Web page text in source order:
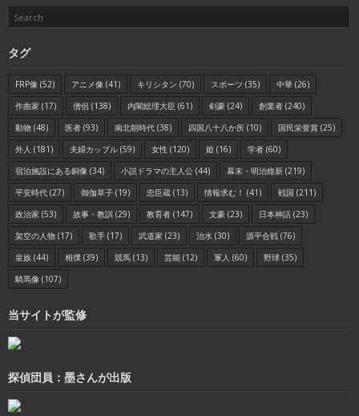
タグ
FRP像 (52) アニメ像 (41) キリシタン (70) スポーツ (35) 中華 (26)
作曲家 (17) 僧侶 (138) 内閣総理大臣 (61) 剣豪 (24) 創業者 (240)
動物 (48) 医者 (93) 南北朝時代 (38) 四国八十八か所 (10) 国民栄誉賞 (25)
外人 (181) 夫婦カップル (59) 女性 (120) 姫 (16) 学者 (60)
宿泊施設にある銅像 (34) 小説ドラマの主人公 (44) 幕末・明治維新 (219)
平安時代 (27) 御伽草子 (19) 忠臣蔵 (13) 情報求む！ (41) 戦国 (211)
政治家 (53) 故事・教訓 (29) 教育者 (147) 文豪 (23) 日本神話 (23)
架空の人物 (17) 歌手 (17) 武道家 (23) 治水 (30) 源平合戦 (76)
皇族 (44) 相撲 (39) 競馬 (13) 芸能 (12) 軍人 (60) 野球 (35)
騎馬像 (107)
当サイトが監修
探偵団員：墨さんが出版